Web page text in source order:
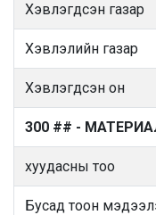
Хэвлэгдсэн газар
Хэвлэлийн газар
Хэвлэгдсэн он
300 ## -
хуудасны тоо
Бусад тоон